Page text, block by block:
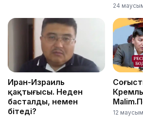
24
Иран-Израиль
қақтығысы. Неден
басталды, немен
бітеді?
12